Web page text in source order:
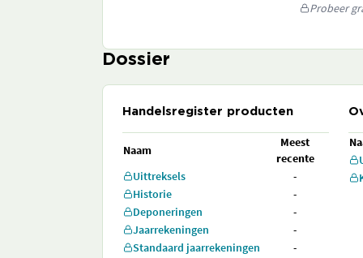
Probeer
Dossier
Handelsregister producten
Naam
Meest
recente
Uittreksels
-
Historie
-
Deponeringen
-
Jaarrekeningen
-
Standaard jaarrekeningen
-